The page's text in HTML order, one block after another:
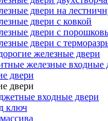
двери на
двери с ковкой
двери с
двери с
железные двери
железные входные
двери
двери
входные двери
ключ